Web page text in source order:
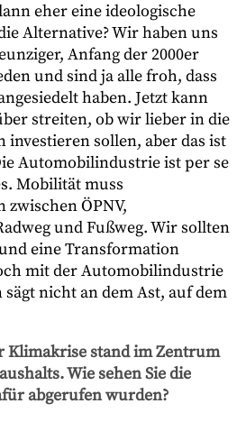
eher eine ideologische
Alternative? Wir haben uns
Anfang der 2000er
und sind ja alle froh, dass
haben. Jetzt kann
streiten, ob wir lieber in die
sollen, aber das ist
Automobilindustrie ist per se
Mobilität muss
zwischen ÖPNV,
und Fußweg. Wir sollten
eine Transformation
mit der Automobilindustrie
nicht an dem Ast, auf dem
Klimakrise stand im Zentrum
Wie sehen Sie die
abgerufen wurden?